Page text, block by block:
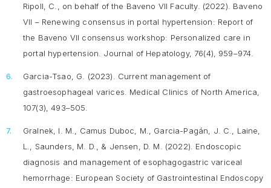
Ripoll, C., on behalf of the Baveno VII Faculty. (2022). Baveno
VII – Renewing consensus in portal hypertension: Report of
the Baveno VII consensus workshop: Personalized care in
portal hypertension.
Journal of Hepatology, 76(4), 959–974.
Garcia-Tsao, G. (2023). Current management of
gastroesophageal varices. Medical Clinics of North America,
107(3), 493–505.
Gralnek, I. M., Camus Duboc, M., Garcia-Pagán, J. C., Laine,
L., Saunders, M. D., & Jensen, D. M. (2022). Endoscopic
diagnosis and management of esophagogastric variceal
hemorrhage: European Society of Gastrointestinal Endoscopy